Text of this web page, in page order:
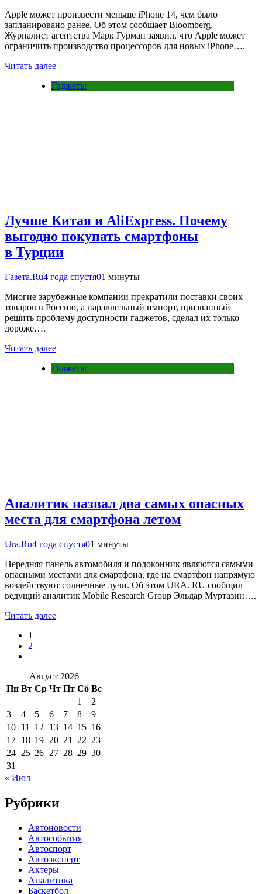
Apple может произвести меньше iPhone 14, чем было
запланировано ранее. Об этом сообщает Bloomberg.
Журналист агентства Марк Гурман заявил, что Apple может
ограничить производство процессоров для новых iPhone….
Читать далее
Гаджеты
Лучше Китая и AliExpress. Почему
выгодно покупать смартфоны
в Турции
Газета.Ru4 года спустя01 минуты
Многие зарубежные компании прекратили поставки своих
товаров в Россию, а параллельный импорт, призванный
решить проблему доступности гаджетов, сделал их только
дороже….
Читать далее
Гаджеты
Аналитик назвал два самых опасных
места для смартфона летом
Ura.Ru4 года спустя01 минуты
Передняя панель автомобиля и подоконник являются самыми
опасными местами для смартфона, где на смартфон напрямую
воздействуют солнечные лучи. Об этом URA. RU сообщил
ведущий аналитик Mobile Research Group Эльдар Муртазин….
Читать далее
1
2
Август 2026
Пн Вт Ср Чт Пт Сб Вс
1
2
3
4 5 6 7 8
9
10 11 12 13 14 15 16
17 18 19 20 21 22 23
24 25 26 27 28 29 30
31
« Июл
Рубрики
Автоновости
Автособытия
Автоспорт
Автоэксперт
Актеры
Аналитика
Баскетбол